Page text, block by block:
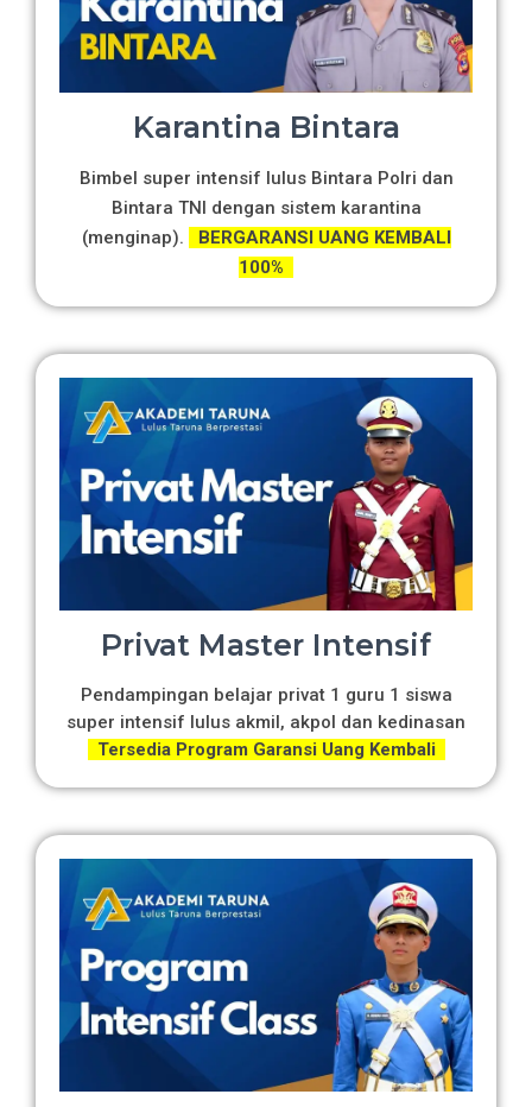
Karantina Bintara
Bimbel super intensif lulus Bintara Polri dan
Bintara TNI dengan sistem karantina
(menginap).
BERGARANSI UANG KEMBALI
100%
Privat Master Intensif
Pendampingan belajar privat 1 guru 1 siswa
super intensif lulus akmil, akpol dan kedinasan
Tersedia Program Garansi Uang Kembali